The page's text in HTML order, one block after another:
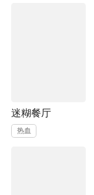
迷糊餐厅
热血